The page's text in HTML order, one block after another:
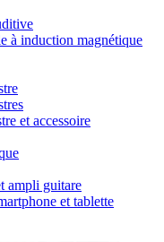
à induction magnétique
et accessoire
ampli guitare
et tablette